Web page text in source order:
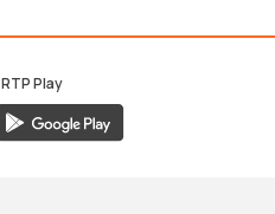
RTP Play